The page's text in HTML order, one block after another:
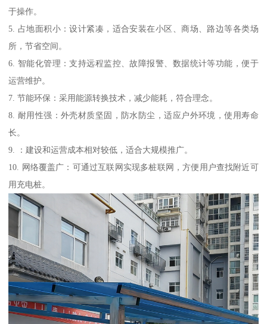
于操作。
5. 占地面积小：设计紧凑，适合安装在小区、商场、路边等各类场
所，节省空间。
6. 智能化管理：支持远程监控、故障报警、数据统计等功能，便于
运营维护。
7. 节能环保：采用能源转换技术，减少能耗，符合理念。
8. 耐用性强：外壳材质坚固，防水防尘，适应户外环境，使用寿命
长。
9. ：建设和运营成本相对较低，适合大规模推广。
10. 网络覆盖广：可通过互联网实现多桩联网，方便用户查找附近可
用充电桩。